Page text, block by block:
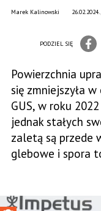
Marek Kalinowski
PODZIEL SIĘ
Powierzchnia
się zmniejszyła
GUS, w roku
jednak stałych
zaletą są przede
glebowe i spora